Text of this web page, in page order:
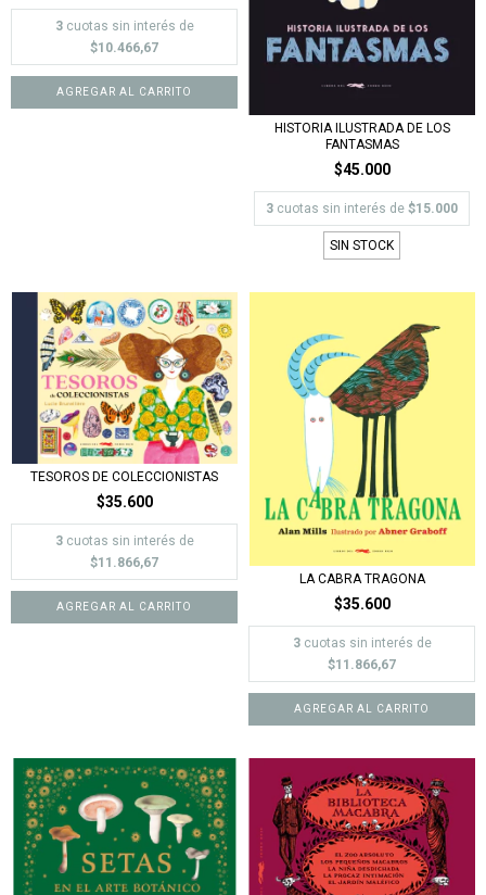
3 cuotas sin interés de
$10.466,67
HISTORIA ILUSTRADA DE LOS
FANTASMAS
$45.000
3 cuotas sin interés de $15.000
SIN STOCK
TESOROS DE COLECCIONISTAS
$35.600
3 cuotas sin interés de
$11.866,67
LA CABRA TRAGONA
$35.600
3 cuotas sin interés de
$11.866,67